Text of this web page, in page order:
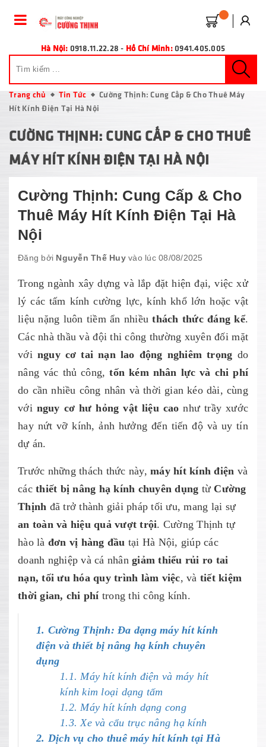
Hà Nội: 0918.11.22.28 - Hồ Chí Minh: 0941.405.005
Trang chủ Tin Tức
Cường Thịnh: Cung Cấp & Cho Thuê Máy
Hít Kính Điện Tại Hà Nội
CƯỜNG THỊNH: CUNG CẤP & CHO THUÊ
MÁY HÍT KÍNH ĐIỆN TẠI HÀ NỘI
Cường Thịnh: Cung Cấp & Cho
Thuê Máy Hít Kính Điện Tại Hà
Nội
Đăng bởi Nguyễn Thế Huyvào lúc 08/08/2025
Trong ngành xây dựng và lắp đặt hiện đại, việc xử
lý các tấm kính cường lực, kính khổ lớn hoặc vật
liệu nặng luôn tiềm ẩn nhiềuthách thức đáng kể.
Các nhà thầu và đội thi công thường xuyên đối mặt
với nguy cơ tai nạn lao động nghiêm trọng do
nâng vác thủ công,tốn kém nhân lực và chi phí
do cần nhiều công nhân và thời gian kéo dài, cùng
với nguy cơ hư hỏng vật liệu cao như trầy xước
hay nứt vỡ kính, ảnh hưởng đến tiến độ và uy tín
dự án.
Trước những thách thức này, máy hít kính điện và
các thiết bị nâng hạ kính chuyên dụng từ Cường
Thịnh đã trở thành giải pháp tối ưu, mang lại sự
an toàn và hiệu quả vượt trội. Cường Thịnh tự
hào là đơn vị hàng đầu tại Hà Nội, giúp các
doanh nghiệp và cá nhân giảm thiểu rủi ro tai
nạn, tối ưu hóa quy trình làm việc, và tiết kiệm
thời gian, chi phí trong thi công kính.
1. Cường Thịnh: Đa dạng máy hít kính
điện và thiết bị nâng hạ kính chuyên
dụng
1.1. Máy hít kính điện và máy hít
kính kim loại dạng tấm
1.2. Máy hít kính dạng cong
1.3. Xe và cẩu trục nâng hạ kính
2. Dịch vụ cho thuê máy hít kính tại Hà